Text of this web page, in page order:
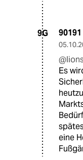
9G
Es
eine